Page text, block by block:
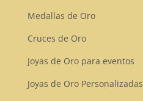
Medallas de Oro
Cruces de Oro
Joyas de Oro para eventos
Joyas de Oro Personalizadas